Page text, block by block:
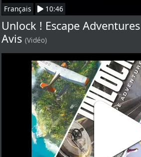
Français 10:46
Unlock ! Escape
Avis (Vidéo)